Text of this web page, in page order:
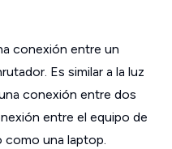
conexión entre un
Es similar a la luz
conexión entre dos
entre el equipo de
como una laptop.